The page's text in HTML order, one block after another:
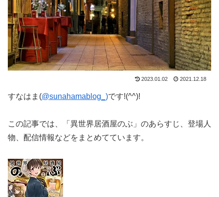
2023.01.02 2021.12.18
すなはま(@sunahamablog_)です!(^^)!
この記事では、「異世界居酒屋のぶ」のあらすじ、登場人
物、配信情報などをまとめてています。